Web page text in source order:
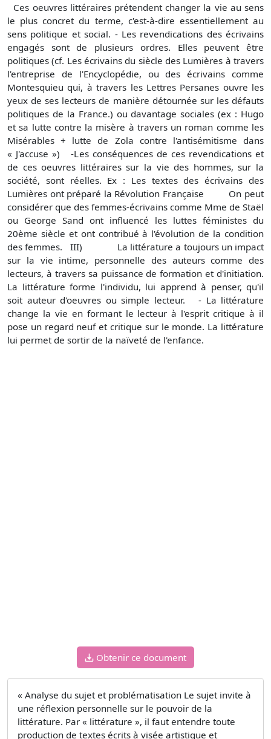
Ces oeuvres littéraires prétendent changer la vie au sens
le plus concret du terme, c'est-à-dire essentiellement au
sens politique et social. - Les revendications des écrivains
engagés sont de plusieurs ordres. Elles peuvent être
politiques (cf. Les écrivains du siècle des Lumières à travers
l'entreprise de l'Encyclopédie, ou des écrivains comme
Montesquieu qui, à travers les Lettres Persanes ouvre les
yeux de ses lecteurs de manière détournée sur les défauts
politiques de la France.) ou davantage sociales (ex : Hugo
et sa lutte contre la misère à travers un roman comme les
Misérables + lutte de Zola contre l'antisémitisme dans
« J'accuse ») -Les conséquences de ces revendications et
de ces oeuvres littéraires sur la vie des hommes, sur la
société, sont réelles. Ex : Les textes des écrivains des
Lumières ont préparé la Révolution Française On peut
considérer que des femmes-écrivains comme Mme de Staël
ou George Sand ont influencé les luttes féministes du
20ème siècle et ont contribué à l'évolution de la condition
des femmes. III) La littérature a toujours un impact
sur la vie intime, personnelle des auteurs comme des
lecteurs, à travers sa puissance de formation et d'initiation.
La littérature forme l'individu, lui apprend à penser, qu'il
soit auteur d'oeuvres ou simple lecteur. - La littérature
change la vie en formant le lecteur à l'esprit critique à il
pose un regard neuf et critique sur le monde. La littérature
lui permet de sortir de la naïveté de l'enfance.
Obtenir ce document
« Analyse du sujet et problématisation Le sujet invite à
une réflexion personnelle sur le pouvoir de la
littérature. Par « littérature », il faut entendre toute
production de textes écrits à visée artistique et